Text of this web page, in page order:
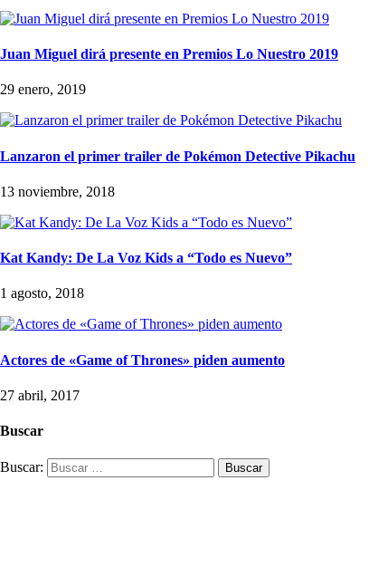
Juan Miguel dirá presente en Premios Lo Nuestro 2019
29 enero, 2019
Lanzaron el primer trailer de Pokémon Detective Pikachu
13 noviembre, 2018
Kat Kandy: De La Voz Kids a “Todo es Nuevo”
1 agosto, 2018
Actores de «Game of Thrones» piden aumento
27 abril, 2017
Buscar
Buscar: